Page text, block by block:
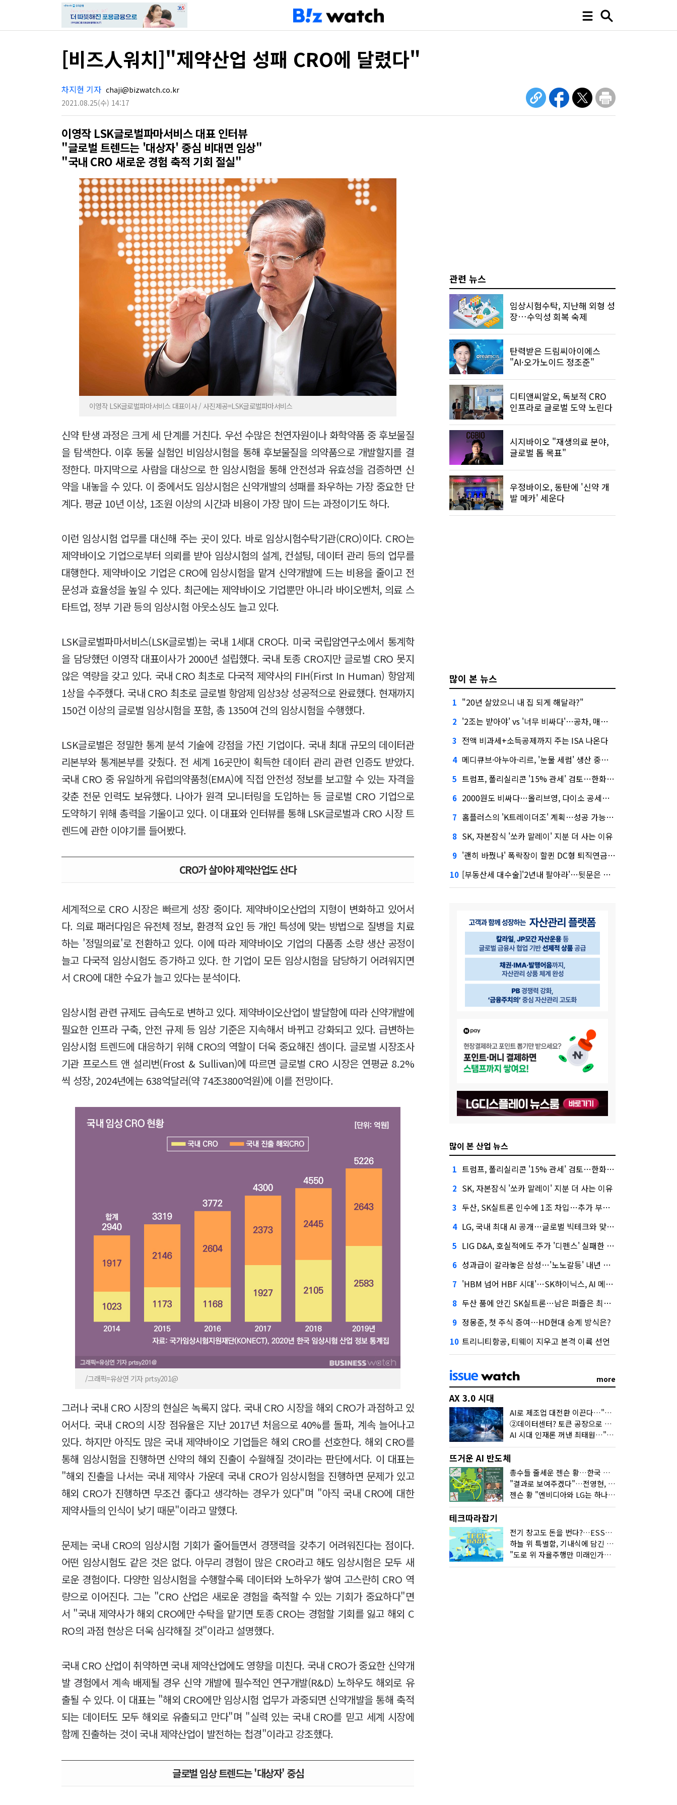
[비즈人워치]"제약산업 성패 CRO에 달렸다"
차지현 기자 chaji@bizwatch.co.kr
2021.08.25(수) 14:17
이영작 LSK글로벌파마서비스 대표 인터뷰
"글로벌 트렌드는 '대상자' 중심 비대면 임상"
"국내 CRO 새로운 경험 축적 기회 절실"
이영작 LSK글로벌파마서비스 대표이사 / 사진제공=LSK글로벌파마서비스
신약 탄생 과정은 크게 세 단계를 거친다. 우선 수많은 천연자원이나 화학약품 중 후보물질
을 탐색한다. 이후 동물 실험인 비임상시험을 통해 후보물질을 의약품으로 개발할지를 결
정한다. 마지막으로 사람을 대상으로 한 임상시험을 통해 안전성과 유효성을 검증하면 신
약을 내놓을 수 있다. 이 중에서도 임상시험은 신약개발의 성패를 좌우하는 가장 중요한 단
계다. 평균 10년 이상, 1조원 이상의 시간과 비용이 가장 많이 드는 과정이기도 하다.
이런 임상시험 업무를 대신해 주는 곳이 있다. 바로 임상시험수탁기관(CRO)이다. CRO는
제약바이오 기업으로부터 의뢰를 받아 임상시험의 설계, 컨설팅, 데이터 관리 등의 업무를
대행한다. 제약바이오 기업은 CRO에 임상시험을 맡겨 신약개발에 드는 비용을 줄이고 전
문성과 효율성을 높일 수 있다. 최근에는 제약바이오 기업뿐만 아니라 바이오벤처, 의료 스
타트업, 정부 기관 등의 임상시험 아웃소싱도 늘고 있다.
LSK글로벌파마서비스(LSK글로벌)는 국내 1세대 CRO다. 미국 국립암연구소에서 통계학
을 담당했던 이영작 대표이사가 2000년 설립했다. 국내 토종 CRO지만 글로벌 CRO 못지
않은 역량을 갖고 있다. 국내 CRO 최초로 다국적 제약사의 FIH(First In Human) 항암제
1상을 수주했다. 국내 CRO 최초로 글로벌 항암제 임상3상 성공적으로 완료했다. 현재까지
150건 이상의 글로벌 임상시험을 포함, 총 1350여 건의 임상시험을 수행했다.
LSK글로벌은 정밀한 통계 분석 기술에 강점을 가진 기업이다. 국내 최대 규모의 데이터관
리본부와 통계본부를 갖췄다. 전 세계 16곳만이 획득한 데이터 관리 관련 인증도 받았다.
국내 CRO 중 유일하게 유럽의약품청(EMA)에 직접 안전성 정보를 보고할 수 있는 자격을
갖춘 전문 인력도 보유했다. 나아가 원격 모니터링을 도입하는 등 글로벌 CRO 기업으로
도약하기 위해 총력을 기울이고 있다. 이 대표와 인터뷰를 통해 LSK글로벌과 CRO 시장 트
렌드에 관한 이야기를 들어봤다.
CRO가 살아야 제약산업도 산다
세계적으로 CRO 시장은 빠르게 성장 중이다. 제약바이오산업의 지형이 변화하고 있어서
다. 의료 패러다임은 유전체 정보, 환경적 요인 등 개인 특성에 맞는 방법으로 질병을 치료
하는 '정밀의료'로 전환하고 있다. 이에 따라 제약바이오 기업의 다품종 소량 생산 공정이
늘고 다국적 임상시험도 증가하고 있다. 한 기업이 모든 임상시험을 담당하기 어려워지면
서 CRO에 대한 수요가 늘고 있다는 분석이다.
임상시험 관련 규제도 급속도로 변하고 있다. 제약바이오산업이 발달함에 따라 신약개발에
필요한 인프라 구축, 안전 규제 등 임상 기준은 지속해서 바뀌고 강화되고 있다. 급변하는
임상시험 트렌드에 대응하기 위해 CRO의 역할이 더욱 중요해진 셈이다. 글로벌 시장조사
기관 프로스트 앤 설리번(Frost & Sullivan)에 따르면 글로벌 CRO 시장은 연평균 8.2%
씩 성장, 2024년에는 638억달러(약 74조3800억원)에 이를 전망이다.
/그래픽=유상연 기자 prtsy201@
그러나 국내 CRO 시장의 현실은 녹록지 않다. 국내 CRO 시장을 해외 CRO가 과점하고 있
어서다. 국내 CRO의 시장 점유율은 지난 2017년 처음으로 40%를 돌파, 계속 늘어나고
있다. 하지만 아직도 많은 국내 제약바이오 기업들은 해외 CRO를 선호한다. 해외 CRO를
통해 임상시험을 진행하면 신약의 해외 진출이 수월해질 것이라는 판단에서다. 이 대표는
"해외 진출을 나서는 국내 제약사 가운데 국내 CRO가 임상시험을 진행하면 문제가 있고
해외 CRO가 진행하면 무조건 좋다고 생각하는 경우가 있다"며 "아직 국내 CRO에 대한
제약사들의 인식이 낮기 때문"이라고 말했다.
문제는 국내 CRO의 임상시험 기회가 줄어들면서 경쟁력을 갖추기 어려워진다는 점이다.
어떤 임상시험도 같은 것은 없다. 아무리 경험이 많은 CRO라고 해도 임상시험은 모두 새
로운 경험이다. 다양한 임상시험을 수행할수록 데이터와 노하우가 쌓여 고스란히 CRO 역
량으로 이어진다. 그는 "CRO 산업은 새로운 경험을 축적할 수 있는 기회가 중요하다"면
서 "국내 제약사가 해외 CRO에만 수탁을 맡기면 토종 CRO는 경험할 기회를 잃고 해외 C
RO의 과점 현상은 더욱 심각해질 것"이라고 설명했다.
국내 CRO 산업이 취약하면 국내 제약산업에도 영향을 미친다. 국내 CRO가 중요한 신약개
발 경험에서 계속 배제될 경우 신약 개발에 필수적인 연구개발(R&D) 노하우도 해외로 유
출될 수 있다. 이 대표는 "해외 CRO에만 임상시험 업무가 과중되면 신약개발을 통해 축적
되는 데이터도 모두 해외로 유출되고 만다"며 "실력 있는 국내 CRO를 믿고 세계 시장에
함께 진출하는 것이 국내 제약산업이 발전하는 첩경"이라고 강조했다.
글로벌 임상 트렌드는 '대상자' 중심
관련 뉴스
임상시험수탁, 지난해 외형 성
장…수익성 회복 숙제
탄력받은 드림씨아이에스
"AI·오가노이드 정조준"
디티앤씨알오, 독보적 CRO
인프라로 글로벌 도약 노린다
시지바이오 "재생의료 분야,
글로벌 톱 목표"
우정바이오, 동탄에 '신약 개
발 메카' 세운다
많이 본 뉴스
1 "20년 살았으니 내 집 되게 해달라?"
2 '2조는 받아야' vs '너무 비싸다'…공차, 매각 성공할까
3 전액 비과세+소득공제까지 주는 ISA 나온다
4 메디큐브·아누아·리르, '눈물 세럼' 생산 중단한다
5 트럼프, 폴리실리콘 '15% 관세' 검토…한화큐셀·OCI 영향은?
6 2000원도 비싸다…올리브영, 다이소 공세에 '가성비'로 맞불
7 홈플러스의 'K트레이더조' 계획…성공 가능성은 '글쎄'
8 SK, 자본잠식 '쏘카 말레이' 지분 더 사는 이유
9 '괜히 바꿨나' 폭락장이 할퀸 DC형 퇴직연금…전문가 조언은
10 [부동산세 대수술]'2년내 팔아라'…뒷문은 열었다
많이 본 산업 뉴스
1 트럼프, 폴리실리콘 '15% 관세' 검토…한화큐셀·OCI 영향은?
2 SK, 자본잠식 '쏘카 말레이' 지분 더 사는 이유
3 두산, SK실트론 인수에 1조 차입…추가 부담은?
4 LG, 국내 최대 AI 공개…글로벌 빅테크와 맞붙는다
5 LIG D&A, 호실적에도 주가 '디펜스' 실패한 이유
6 성과급이 갈라놓은 삼성…'노노갈등' 내년 교섭 판 흔들까
7 'HBM 넘어 HBF 시대'…SK하이닉스, AI 메모리 표준 선점 나섰다
8 두산 품에 안긴 SK실트론…남은 퍼즐은 최태원 지분 29.4%
9 정몽준, 첫 주식 증여…HD현대 승계 방식은?
10 트리니티항공, 티웨이 지우고 본격 이륙 선언
more
AX 3.0 시대
AI로 제조업 대전환 이끈다…"2030년까지 민관합동 20조 투자"
②데이터센터? 토큰 공장으로 변신
AI 시대 인재론 꺼낸 최태원…"협업이 경쟁력"
뜨거운 AI 반도체
총수들 줄세운 젠슨 황…한국 산업계 새판 짰다
"결과로 보여주겠다"…전영현, 젠슨 황과 HBM5 논의
젠슨 황 "엔비디아와 LG는 하나의 거대한 팀"
테크따라잡기
전기 창고도 돈을 번다?…ESS의 '두뇌' EMO가 뭐길래
하늘 위 특별함, 기내식에 담긴 기술의 세계
"도로 위 자율주행만 미래인가요"…진흙탕서 길 내는 HD현대 AI 기술